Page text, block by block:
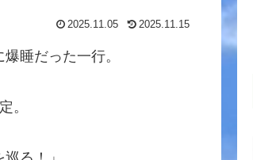
2025.11.05 2025.11.15
睡だった一行。
。